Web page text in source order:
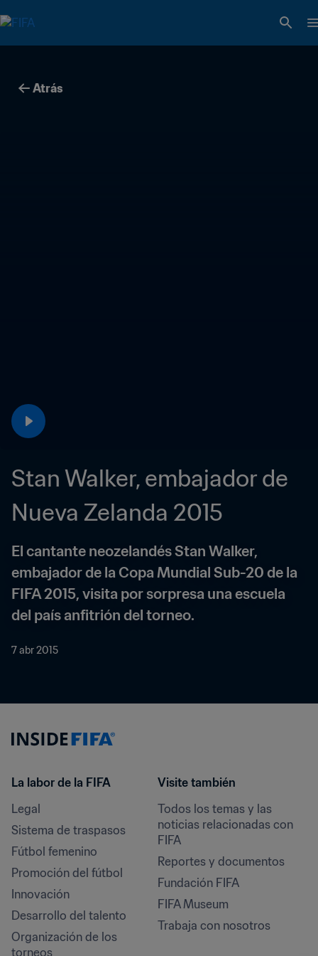
Atrás
Stan Walker, embajador de
Nueva Zelanda 2015
El cantante neozelandés Stan Walker,
embajador de la Copa Mundial Sub-20 de la
FIFA 2015, visita por sorpresa una escuela
del país anfitrión del torneo.
7 abr 2015
La labor de la FIFA
Legal
Sistema de traspasos
Fútbol femenino
Promoción del fútbol
Innovación
Desarrollo del talento
Organización de los
torneos
Visite también
Todos los temas y las
noticias relacionadas con
FIFA
Reportes y documentos
Fundación FIFA
FIFA Museum
Trabaja con nosotros